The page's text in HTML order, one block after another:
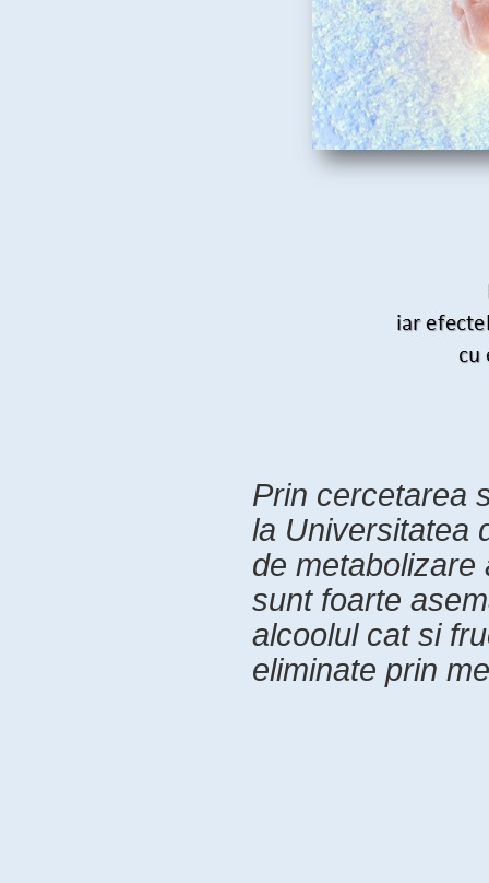
Prin cercetarea
la Universitatea
de metabolizare
sunt foarte
alcoolul cat si
eliminate prin